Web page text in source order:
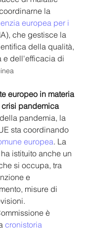
la
europea per i
che gestisce la
della qualità,
e dell'efficacia di
europeo in materia
pandemica
pandemia, la
sta coordinando
europea. La
istituito anche un
si occupa, tra
e
misure di
è
cronistoria